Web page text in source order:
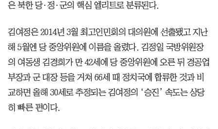
은 북한 당·정·군의 핵심 엘리트로 분류된다.
김여정은 2014년 3월 최고인민회의 대의원에 선출됐고 지난
해 5월엔 당 중앙위원에 이름을 올렸다. 김정일 국방위원장
의 여동생 김경희가 만 42세에 당 중앙위원에 오른 뒤 경공업
부장과 군 대장 등을 거쳐 66세 때 정치국에 합류한 것과 비
교하면 올해 30세로 추정되는 김여정의 ‘승진’ 속도는 상당
히 빠른 편이다.